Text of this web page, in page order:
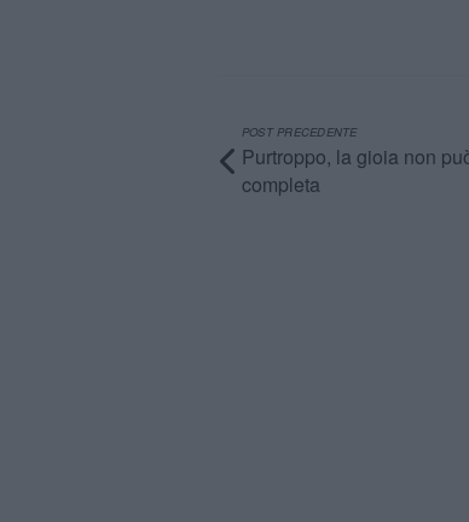
POST PRECEDENTE
Purtroppo, la gioia non
completa